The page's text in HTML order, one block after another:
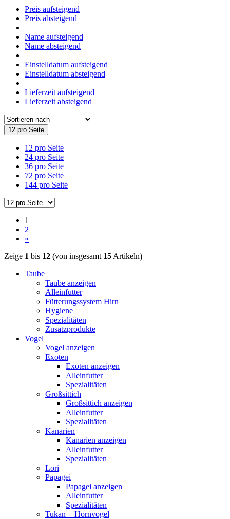
Preis aufsteigend
Preis absteigend
Name aufsteigend
Name absteigend
Einstelldatum aufsteigend
Einstelldatum absteigend
Lieferzeit aufsteigend
Lieferzeit absteigend
12 pro Seite
12 pro Seite
24 pro Seite
36 pro Seite
72 pro Seite
144 pro Seite
1
2
»
Zeige 1 bis 12 (von insgesamt 15 Artikeln)
Taube
Taube anzeigen
Alleinfutter
Fütterungssystem Hirn
Hygiene
Spezialitäten
Zusatzprodukte
Vogel
Vogel anzeigen
Exoten
Exoten anzeigen
Alleinfutter
Spezialitäten
Großsittich
Großsittich anzeigen
Alleinfutter
Spezialitäten
Kanarien
Kanarien anzeigen
Alleinfutter
Spezialitäten
Lori
Papagei
Papagei anzeigen
Alleinfutter
Spezialitäten
Tukan + Hornvogel